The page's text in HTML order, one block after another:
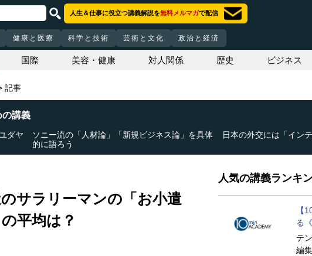
人生＆仕事に役立つ講義解説を無料メルマガで配信
健康と医療 科学と技術 芸術と文化 政治と経済
国際 美容・健康 対人関係 歴史 ビジネス
記事
の講義
ダヤ
ソニー流の「人材論」「新規ビジネス論」を具体
的に語ろう
日本の外交には「イン
サラリーマンの「お小遣
平均は？
人気の講義ランキ
【
る
テ
編